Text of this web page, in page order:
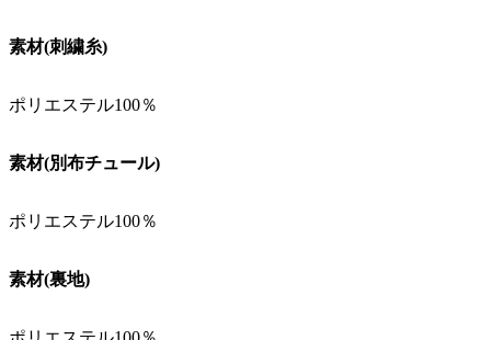
素材(刺繍糸)
ポリエステル100％
素材(別布チュール)
ポリエステル100％
素材(裏地)